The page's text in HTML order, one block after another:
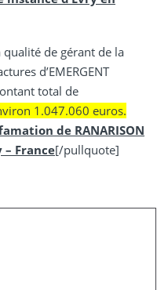
de gérant de la
d’EMERGENT
total de
1.047.060 euros.
de RANARISON
– France[/pullquote]